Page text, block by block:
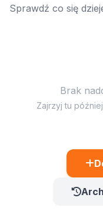
Sprawdź co się
Brak
Zajrzyj tu